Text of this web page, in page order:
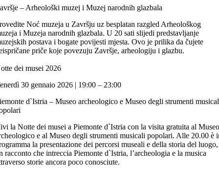
– Arheološki muzej i Muzej narodnih glazbala
Noć muzeja u Završju uz besplatan razgled Arheološkog
i Muzeja narodnih glazbala. U 20 sati slijedi predstavljanje
postava i bogate povijesti mjesta. Ovo je prilika da čujete
priče koje povezuju Završje, arheologiju i glazbu.
dei musei 2026
30 gennaio 2026 | 19:00 – 23:00
d`Istria – Museo archeologico e Museo degli strumenti
la Notte dei musei a Piemonte d`Istria con la visita gratuita al
e al Museo degli strumenti musicali popolari. Alle 20.00 è
la presentazione dei percorsi museali e della storia del luogo,
racconto che intreccia Piemonte d`Istria, l’archeologia e la musica
storie ancora poco conosciute.